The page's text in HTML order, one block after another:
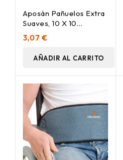
Aposán Pañuelos Extra
Suaves, 10 X 10
Unidades
3,07 €
AÑADIR AL CARRITO